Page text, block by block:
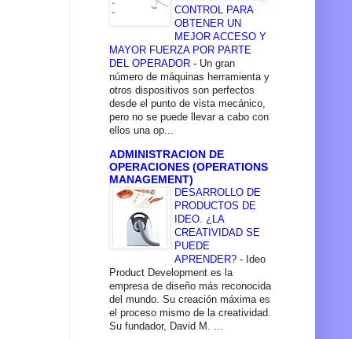
CONTROL PARA
OBTENER UN
MEJOR ACCESO Y
MAYOR FUERZA POR PARTE
DEL OPERADOR - Un gran
número de máquinas herramienta y
otros dispositivos son perfectos
desde el punto de vista mecánico,
pero no se puede llevar a cabo con
ellos una op...
ADMINISTRACION DE
OPERACIONES (OPERATIONS
MANAGEMENT)
DESARROLLO DE
PRODUCTOS DE
IDEO. ¿LA
CREATIVIDAD SE
PUEDE
APRENDER? - Ideo
Product Development es la
empresa de diseño más reconocida
del mundo. Su creación máxima es
el proceso mismo de la creatividad.
Su fundador, David M. ...